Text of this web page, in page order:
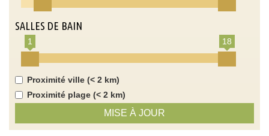
SALLES DE BAIN
1 18
Proximité ville (< 2 km)
Proximité plage (< 2 km)
MISE À JOUR